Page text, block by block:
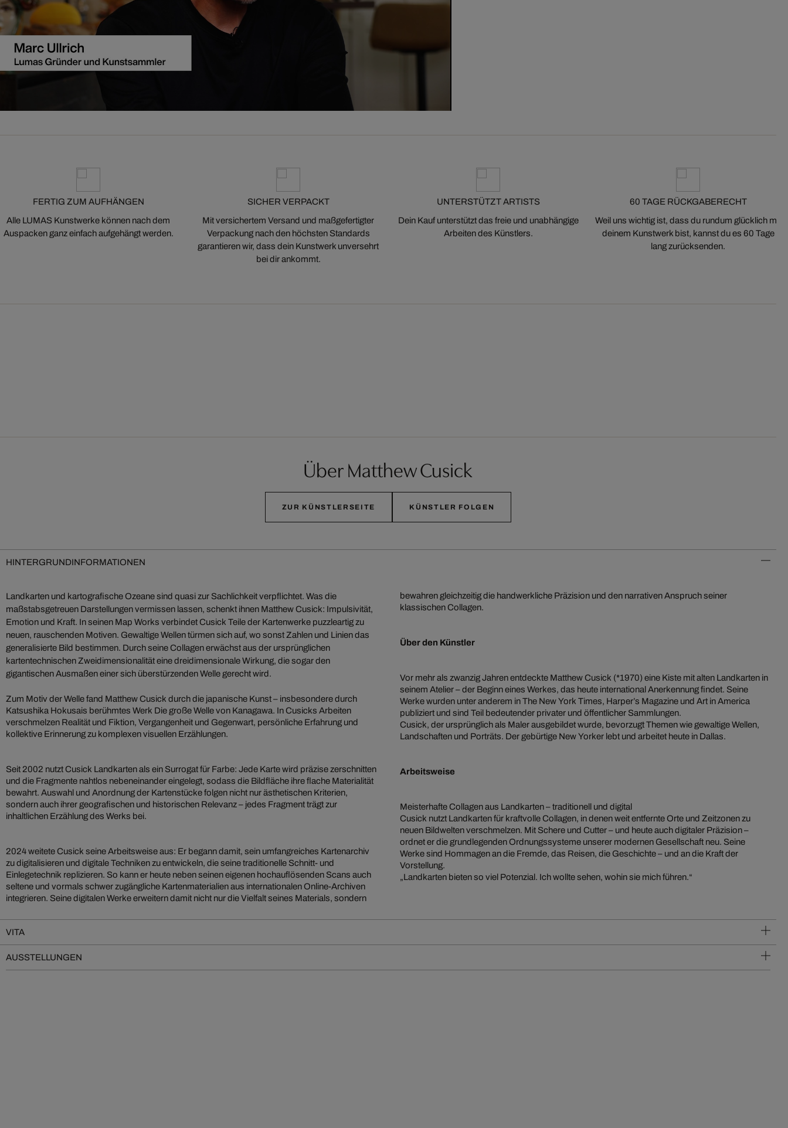
FERTIG ZUM AUFHÄNGEN
Alle LUMAS Kunstwerke können nach dem
Auspacken ganz einfach aufgehängt werden.
SICHER VERPACKT
Mit versichertem Versand und maßgefertigter
Verpackung nach den höchsten Standards
garantieren wir, dass dein Kunstwerk unversehrt
bei dir ankommt.
UNTERSTÜTZT ARTISTS
Dein Kauf unterstützt das freie und unabhängige
Arbeiten des Künstlers.
60 TAGE RÜCKGABERECHT
Weil uns wichtig ist, dass du rundum glücklich mit
deinem Kunstwerk bist, kannst du es 60 Tage
lang zurücksenden.
Über Matthew Cusick
ZUR KÜNSTLERSEITE KÜNSTLER FOLGEN
HINTERGRUNDINFORMATIONEN
Landkarten und kartografische Ozeane sind quasi zur Sachlichkeit verpflichtet. Was die
maßstabsgetreuen Darstellungen vermissen lassen, schenkt ihnen Matthew Cusick: Impulsivität,
Emotion und Kraft. In seinen Map Works verbindet Cusick Teile der Kartenwerke puzzleartig zu
neuen, rauschenden Motiven. Gewaltige Wellen türmen sich auf, wo sonst Zahlen und Linien das
generalisierte Bild bestimmen. Durch seine Collagen erwächst aus der ursprünglichen
kartentechnischen Zweidimensionalität eine dreidimensionale Wirkung, die sogar den
gigantischen Ausmaßen einer sich überstürzenden Welle gerecht wird.
Zum Motiv der Welle fand Matthew Cusick durch die japanische Kunst – insbesondere durch
Katsushika Hokusais berühmtes Werk Die große Welle von Kanagawa. In Cusicks Arbeiten
verschmelzen Realität und Fiktion, Vergangenheit und Gegenwart, persönliche Erfahrung und
kollektive Erinnerung zu komplexen visuellen Erzählungen.
Seit 2002 nutzt Cusick Landkarten als ein Surrogat für Farbe: Jede Karte wird präzise zerschnitten
und die Fragmente nahtlos nebeneinander eingelegt, sodass die Bildfläche ihre flache Materialität
bewahrt. Auswahl und Anordnung der Kartenstücke folgen nicht nur ästhetischen Kriterien,
sondern auch ihrer geografischen und historischen Relevanz – jedes Fragment trägt zur
inhaltlichen Erzählung des Werks bei.
2024 weitete Cusick seine Arbeitsweise aus: Er begann damit, sein umfangreiches Kartenarchiv
zu digitalisieren und digitale Techniken zu entwickeln, die seine traditionelle Schnitt- und
Einlegetechnik replizieren. So kann er heute neben seinen eigenen hochauflösenden Scans auch
seltene und vormals schwer zugängliche Kartenmaterialien aus internationalen Online-Archiven
integrieren. Seine digitalen Werke erweitern damit nicht nur die Vielfalt seines Materials, sondern
bewahren gleichzeitig die handwerkliche Präzision und den narrativen Anspruch seiner
klassischen Collagen.
Über den Künstler
Vor mehr als zwanzig Jahren entdeckte Matthew Cusick (*1970) eine Kiste mit alten Landkarten in
seinem Atelier – der Beginn eines Werkes, das heute international Anerkennung findet. Seine
Werke wurden unter anderem in The New York Times, Harper’s Magazine und Art in America
publiziert und sind Teil bedeutender privater und öffentlicher Sammlungen.
Cusick, der ursprünglich als Maler ausgebildet wurde, bevorzugt Themen wie gewaltige Wellen,
Landschaften und Porträts. Der gebürtige New Yorker lebt und arbeitet heute in Dallas.
Arbeitsweise
Meisterhafte Collagen aus Landkarten – traditionell und digital
Cusick nutzt Landkarten für kraftvolle Collagen, in denen weit entfernte Orte und Zeitzonen zu
neuen Bildwelten verschmelzen. Mit Schere und Cutter – und heute auch digitaler Präzision –
ordnet er die grundlegenden Ordnungssysteme unserer modernen Gesellschaft neu. Seine
Werke sind Hommagen an die Fremde, das Reisen, die Geschichte – und an die Kraft der
Vorstellung.
„Landkarten bieten so viel Potenzial. Ich wollte sehen, wohin sie mich führen.“
VITA
AUSSTELLUNGEN